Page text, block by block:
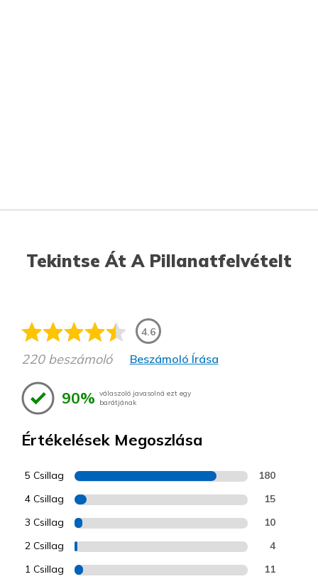
Tekintse Át A Pillanatfelvételt
4.6
220 beszámoló Beszámoló Írása
90% válaszoló javasolná ezt egy
barátjának
Értékelések Megoszlása
5 Csillag 180
4 Csillag 15
3 Csillag 10
2 Csillag 4
1 Csillag 11